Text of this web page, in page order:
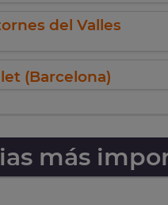
del Valles
(Barcelona)
más